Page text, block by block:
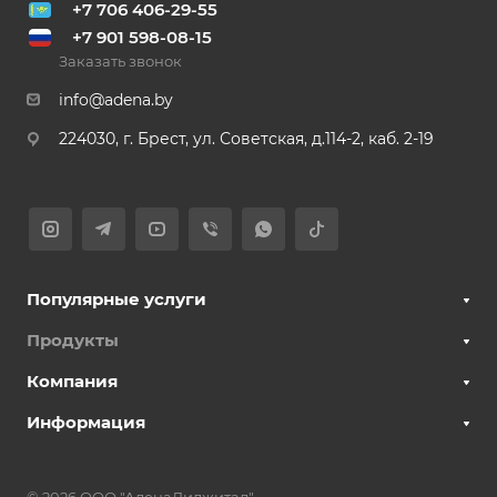
+7 706 406-29-55
+7 901 598-08-15
Заказать звонок
info@adena.by
224030, г. Брест, ул. Советская, д.114-2, каб. 2-19
Популярные услуги
Продукты
Компания
Информация